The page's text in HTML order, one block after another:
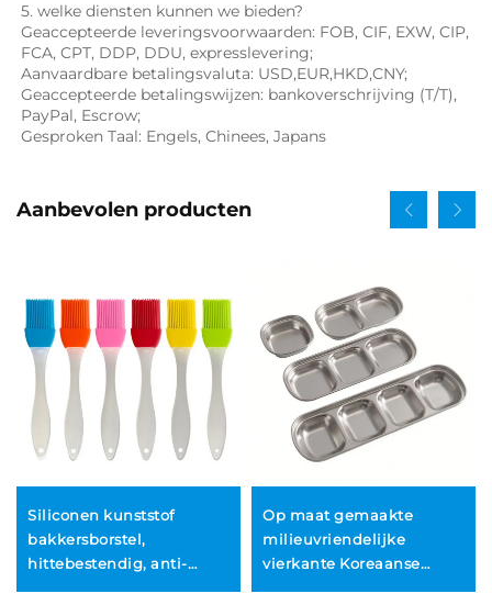
5. welke diensten kunnen we bieden?
Geaccepteerde leveringsvoorwaarden: FOB, CIF, EXW, CIP,
FCA, CPT, DDP, DDU, expresslevering;
Aanvaardbare betalingsvaluta: USD,EUR,HKD,CNY;
Geaccepteerde betalingswijzen: bankoverschrijving (T/T),
PayPal, Escrow;
Gesproken Taal: Engels, Chinees, Japans
Aanbevolen producten
Siliconen kunststof
bakkersborstel,
hittebestendig, anti-
Op maat gemaakte
milieuvriendelijke
vierkante Koreaanse